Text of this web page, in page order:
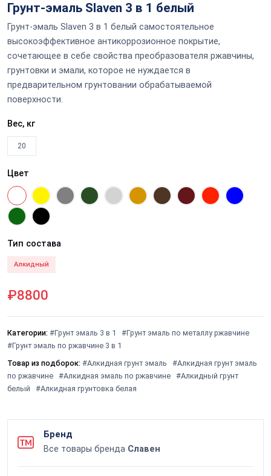
Грунт-эмаль Slaven 3 в 1 белый
Грунт-эмаль Slaven 3 в 1 белый самостоятельное
высокоэффективное антикоррозионное покрытие,
сочетающее в себе свойства преобразователя ржавчины,
грунтовки и эмали, которое не нуждается в
предварительном грунтовании обрабатываемой
поверхности.
Вес, кг
20
Цвет
Тип состава
Алкидный
₽8800
Категории: #Грунт эмаль 3 в 1
#Грунт эмаль по металлу ржавчине
#Грунт эмаль по ржавчине 3 в 1
Товар из подборок: #Алкидная грунт эмаль
#Алкидная грунт эмаль
по ржавчине #Алкидная эмаль по ржавчине #Алкидный грунт
белый
#Алкидная грунтовка белая
Бренд
Все товары бренда Славен